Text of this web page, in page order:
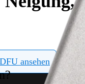
ansehen